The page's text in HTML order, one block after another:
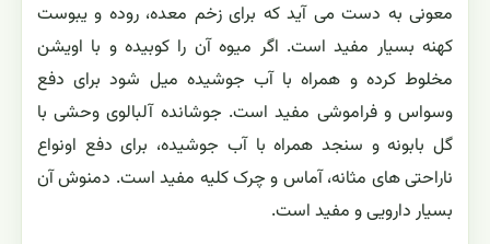
معونی به دست می آید که برای زخم معده، روده و یبوست
کهنه بسیار مفید است. اگر میوه آن را کوبیده و با اویشن
مخلوط کرده و همراه با آب جوشیده میل شود برای دفع
وسواس و فراموشی مفید است. جوشانده آلبالوی وحشی با
گل بابونه و سنجد همراه با آب جوشیده، برای دفع اونواع
ناراحتی های مثانه، آماس و چرک کلیه مفید است. دمنوش آن
بسیار دارویی و مفید است.